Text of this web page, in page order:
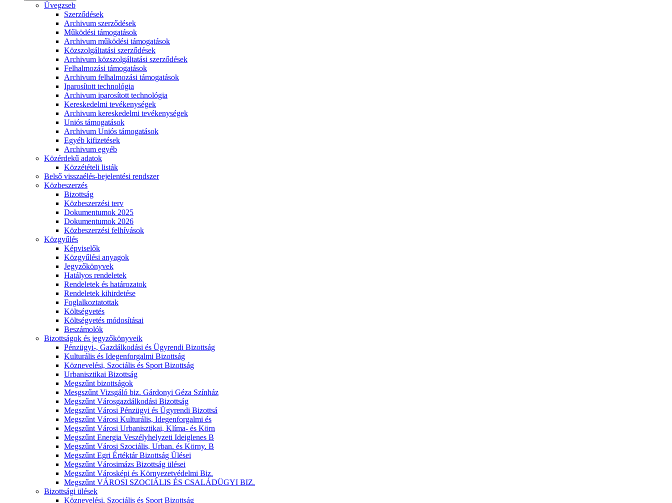
Üvegzseb
Szerződések
Archivum szerződések
Működési támogatások
Archivum működési támogatások
Közszolgáltatási szerződések
Archivum közszolgáltatási szerződések
Felhalmozási támogatások
Archivum felhalmozási támogatások
Iparosított technológia
Archivum iparosított technológia
Kereskedelmi tevékenységek
Archivum kereskedelmi tevékenységek
Uniós támogatások
Archivum Uniós támogatások
Egyéb kifizetések
Archivum egyéb
Közérdekű adatok
Közzétételi listák
Belső visszaélés-bejelentési rendszer
Közbeszerzés
Bizottság
Közbeszerzési terv
Dokumentumok 2025
Dokumentumok 2026
Közbeszerzési felhívások
Közgyűlés
Képviselők
Közgyűlési anyagok
Jegyzőkönyvek
Hatályos rendeletek
Rendeletek és határozatok
Rendeletek kihirdetése
Foglalkoztatottak
Költségvetés
Költségvetés módosításai
Beszámolók
Bizottságok és jegyzőkönyveik
Pénzügyi-, Gazdálkodási és Ügyrendi Bizottság
Kulturális és Idegenforgalmi Bizottság
Köznevelési, Szociális és Sport Bizottság
Urbanisztikai Bizottság
Megszűnt bizottságok
Mesgszűnt Vizsgáló biz. Gárdonyi Géza Színház
Megszűnt Városgazdálkodási Bizottság
Megszűnt Városi Pénzügyi és Ügyrendi Bizottsá
Megszűnt Városi Kulturális, Idegenforgalmi és
Megszűnt Városi Urbanisztikai, Klíma- és Körn
Megszűnt Energia Veszélyhelyzeti Ideiglenes B
Megszűnt Városi Szociális, Urban. és Körny. B
Megszűnt Egri Értéktár Bizottság Ülései
Megszűnt Városimázs Bizottság ülései
Megszűnt Városképi és Környezetvédelmi Biz.
Megszűnt VÁROSI SZOCIÁLIS ÉS CSALÁDÜGYI BIZ.
Bizottsági ülések
Köznevelési, Szociális és Sport Bizottság